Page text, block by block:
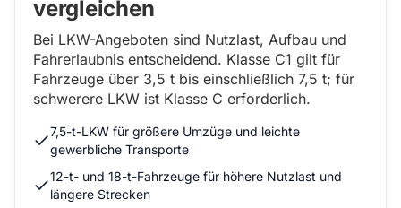
vergleichen
Bei LKW-Angeboten sind Nutzlast, Aufbau und
Fahrerlaubnis entscheidend. Klasse C1 gilt für
Fahrzeuge über 3,5 t bis einschließlich 7,5 t; für
schwerere LKW ist Klasse C erforderlich.
7,5-t-LKW für größere Umzüge und leichte
gewerbliche Transporte
12-t- und 18-t-Fahrzeuge für höhere Nutzlast und
längere Strecken